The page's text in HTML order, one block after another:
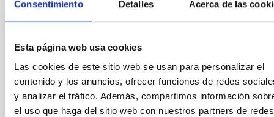
Consentimiento Detalles Acerca de las
Esta página web usa cookies
Las cookies de este sitio web se usan para personalizar el
contenido y los anuncios, ofrecer funciones de redes
y analizar el tráfico. Además, compartimos información
el uso que haga del sitio web con nuestros partners de redes
Se convoca proceso selectivo para formalizar un
de la Ley 14/2011, de 1 de junio, de la Ciencia, la
sistema general de acceso libre y que tendrá, entre
otras, las siguientes funciones: Dentro del equipo de
mecánica del proyecto sistema